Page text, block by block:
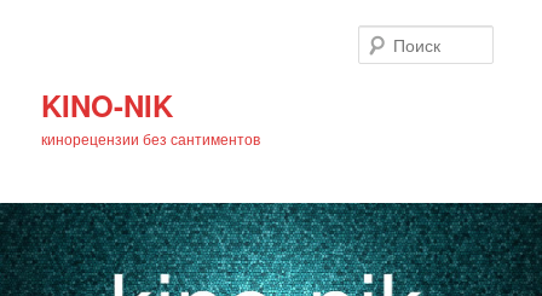
KINO-NIK
кинорецензии без сантиментов